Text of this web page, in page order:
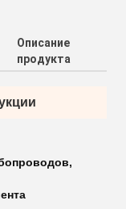
Описание
продукта
,